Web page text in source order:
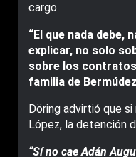
cargo.
“El que nada debe,
explicar, no solo
sobre los
familia de
Döring advirtió que
López, la detención
“Sí no cae Adán